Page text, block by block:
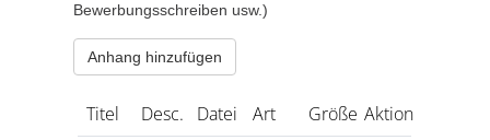
Bewerbungsschreiben usw.)
Anhang hinzufügen
Titel Desc. Datei Art Größe Aktion